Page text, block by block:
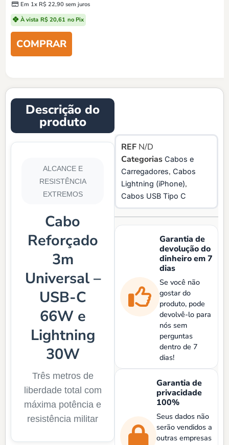
Em 1x R$ 22,90 sem juros
À vista R$ 20,61 no Pix
Descrição do
produto
ALCANCE E
RESISTÊNCIA
EXTREMOS
Cabo
Reforçado
3m
Universal –
USB-C
66W e
Lightning
30W
Três metros de
liberdade total com
máxima potência e
resistência militar
REF N/D
Categorias Cabos e
Carregadores, Cabos
Lightning (iPhone),
Cabos USB Tipo C
Garantia de
devolução do
dinheiro em 7
dias
Se você não
gostar do
produto, pode
devolvê-lo para
nós sem
perguntas
dentro de 7
dias!
Garantia de
privacidade
100%
Seus dados não
serão vendidos a
outras empresas